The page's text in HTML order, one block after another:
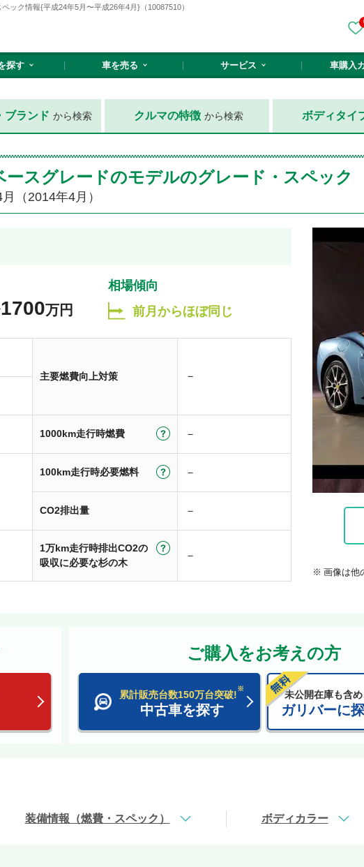
ック情報{平成24年5月〜平成26年4月}（10087510）
探す 車を売る サービス 車購入
ブランド から検索 クルマの特徴 から検索 ボディタイ
スグレードのモデルのグレード・スペック
（2014年4月）
1700万円
相場傾向
前月からほぼ同じ
主要燃費向上対策 －
1000km走行時燃費 －
100km走行時必要燃料 －
CO2排出量 －
1万km走行時排出CO2の
吸収に必要な杉の木
－
画像は他
ご購入をお考えの方
累計販売台数150万台突破!
※
中古車を探す
未公開在庫も含め
ガリバーに
装備情報（燃費・スペック） ボディカラー